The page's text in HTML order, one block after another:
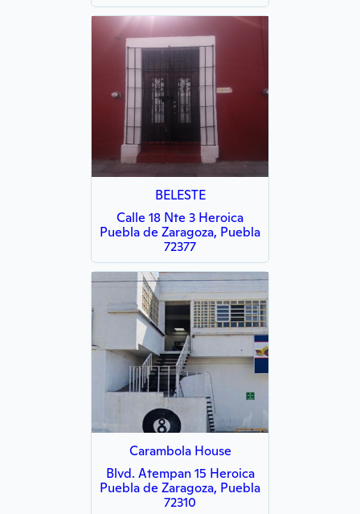
BELESTE
Calle 18 Nte 3 Heroica
Puebla de Zaragoza, Puebla
72377
Carambola House
Blvd. Atempan 15 Heroica
Puebla de Zaragoza, Puebla
72310